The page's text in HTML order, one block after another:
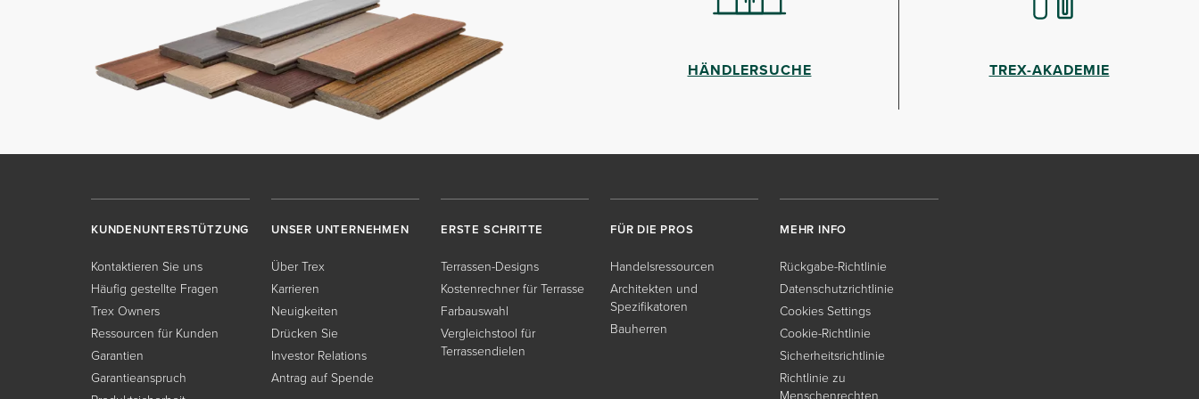
HÄNDLERSUCHE TREX-AKADEMIE
KUNDENUNTERSTÜTZUNG
Kontaktieren Sie uns
Häufig gestellte Fragen
Trex Owners
Ressourcen für Kunden
Garantien
Garantieanspruch
UNSER UNTERNEHMEN
Über Trex
Karrieren
Neuigkeiten
Drücken Sie
Investor Relations
Antrag auf Spende
ERSTE SCHRITTE
Terrassen-Designs
Kostenrechner für Terrasse
Farbauswahl
Vergleichstool für
Terrassendielen
FÜR DIE PROS
Handelsressourcen
Architekten und
Spezifikatoren
Bauherren
MEHR INFO
Rückgabe-Richtlinie
Datenschutzrichtlinie
Cookies Settings
Cookie-Richtlinie
Sicherheitsrichtlinie
Richtlinie zu